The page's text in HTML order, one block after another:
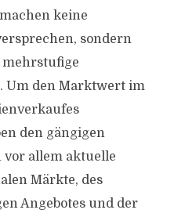
keine
sondern
mehrstufige
den Marktwert im
den gängigen
allem aktuelle
Märkte, des
Angebotes und der